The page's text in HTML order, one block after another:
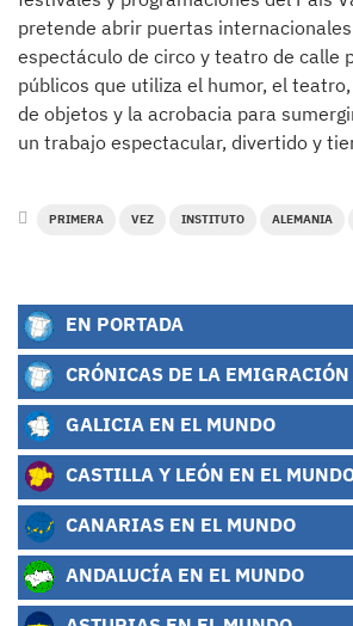
pretende abrir puertas
espectáculo de circo y teatro de calle
públicos que utiliza el humor, el
de objetos y la acrobacia para
un trabajo espectacular, divertido y
PRIMERA VEZ INSTITUTO ALEMANIA
EN PORTADA
CRÓNICAS DE LA EMIGRACIÓN
GALICIA EN EL MUNDO
CASTILLA Y LEÓN EN EL
CANARIAS EN EL MUNDO
ANDALUCÍA EN EL MUNDO